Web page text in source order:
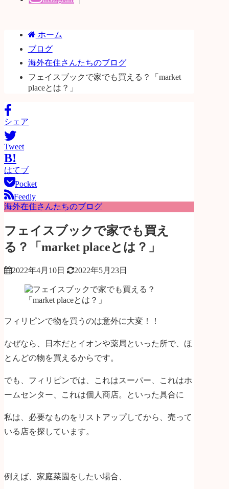
ホーム
ブログ
海外在住さんたちのブログ
フェイスブックで家でも買える？「market
placeとは？」
シェア
Tweet
B!
はてブ
Pocket
Feedly
海外在住さんたちのブログ
フェイスブックで家でも買え
る？「market placeとは？」
2022年4月10日 2022年5月23日
フィリピンで物を買うのは意外に大変！！
なぜなら、日本だとイオンや薬局といった所で、ほ
とんどの物を買えるからです。
でも、フィリピンでは、これはスーパー、これはホ
ームセンター、これは個人商店。といった具合に
私は、必要なものをリストアップしてから、売って
いる店を探しています。
例えば、家庭菜園をしたい場合、